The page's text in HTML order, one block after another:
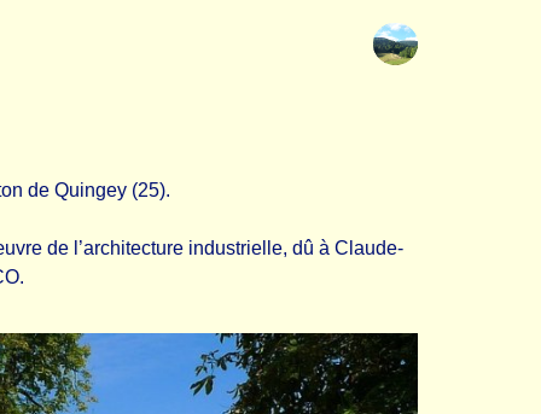
de Quingey (25).
de l’architecture industrielle, dû à Claude-